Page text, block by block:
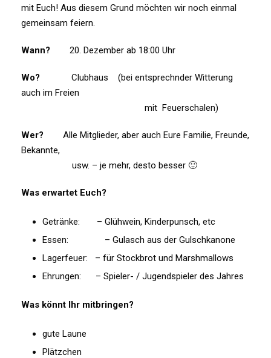
mit Euch! Aus diesem Grund möchten wir noch einmal
gemeinsam feiern.
Wann? 20. Dezember ab 18:00 Uhr
Wo?
Clubhaus (bei entsprechnder Witterung
auch im Freien
mit Feuerschalen)
Wer?
Alle Mitglieder, aber auch Eure Familie, Freunde,
Bekannte,
usw. – je mehr, desto besser 🙂
Was erwartet Euch?
Getränke: – Glühwein, Kinderpunsch, etc
Essen: – Gulasch aus der Gulschkanone
Lagerfeuer: – für Stockbrot und Marshmallows
Ehrungen: – Spieler- / Jugendspieler des Jahres
Was könnt Ihr mitbringen?
gute Laune
Plätzchen